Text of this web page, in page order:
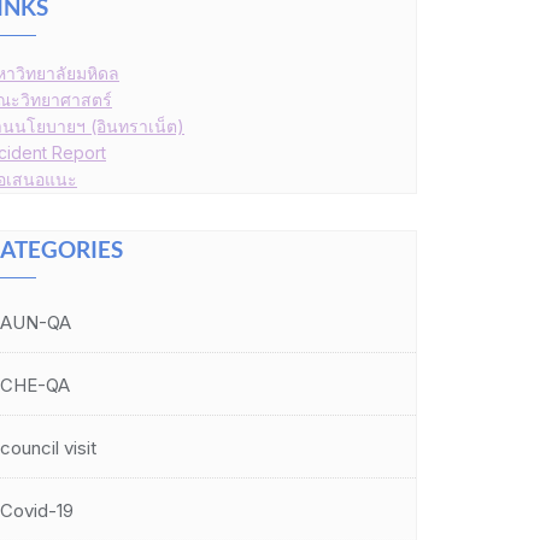
าวิทยาลัยมหิดล
ะวิทยาศาสตร์
นนโยบายฯ (อินทราเน็ต)
Report
เสนอแนะ
AUN-QA
CHE-QA
council visit
Covid-19